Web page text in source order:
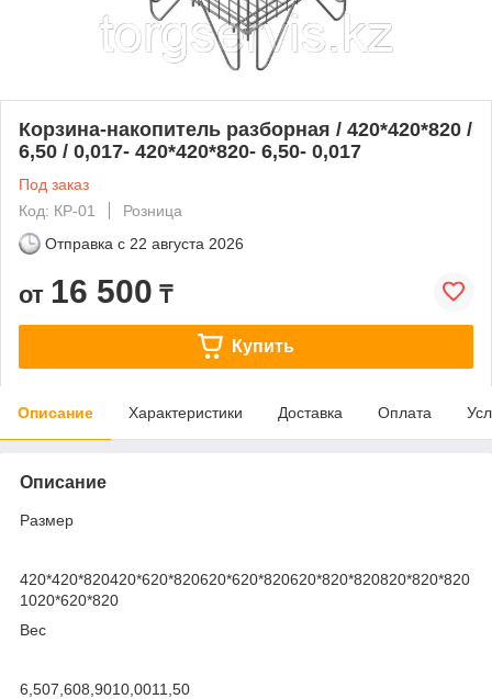
Корзина-накопитель разборная / 420*420*820 /
6,50 / 0,017- 420*420*820- 6,50- 0,017
Под заказ
Код: КР-01
Розница
Отправка с 22 августа 2026
от 16 500 ₸
Купить
Описание Характеристики Доставка Оплата
Описание
Размер
420*420*820420*620*820620*620*820620*820*820820*820*820
1020*620*820
Вес
6,507,608,9010,0011,50